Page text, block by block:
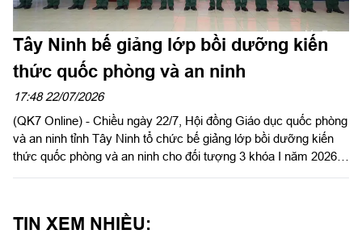
Tây Ninh bế giảng lớp bồi dưỡng kiến
thức quốc phòng và an ninh
17:48 22/07/2026
(QK7 Online) - Chiều ngày 22/7, Hội đồng Giáo dục quốc phòng
và an ninh tỉnh Tây Ninh tổ chức bế giảng lớp bồi dưỡng kiến
thức quốc phòng và an ninh cho đối tượng 3 khóa I năm 2026.
TIN XEM NHIỀU: